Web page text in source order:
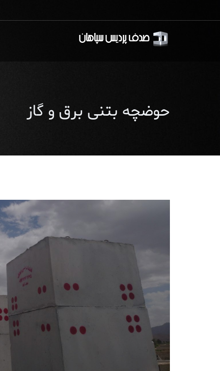
حوضچه بتنی برق و گاز